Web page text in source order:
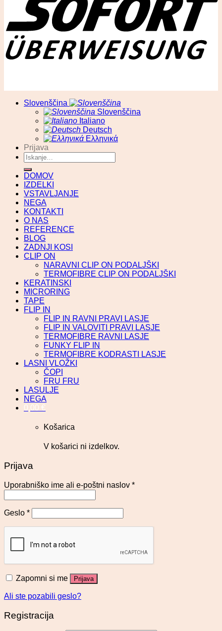
Slovenščina
Slovenščina
Italiano
Deutsch
Ελληνικά
Prijava
Išči:
DOMOV
IZDELKI
VSTAVLJANJE
NEGA
KONTAKTI
O NAS
REFERENCE
BLOG
ZADNJI KOSI
CLIP ON
NARAVNI CLIP ON PODALJŠKI
TERMOFIBRE CLIP ON PODALJŠKI
KERATINSKI
MICRORING
TAPE
FLIP IN
FLIP IN RAVNI PRAVI LASJE
FLIP IN VALOVITI PRAVI LASJE
TERMOFIBRE RAVNI LASJE
FUNKY FLIP IN
TERMOFIBRE KODRASTI LASJE
LASNI VLOŽKI
ČOPI
FRU FRU
LASULJE
NEGA
0,00 €
Košarica
V košarici ni izdelkov.
Prijava
Uporabniško ime ali e-poštni naslov *
Geslo *
Zapomni si me Prijava
Ali ste pozabili geslo?
Registracija